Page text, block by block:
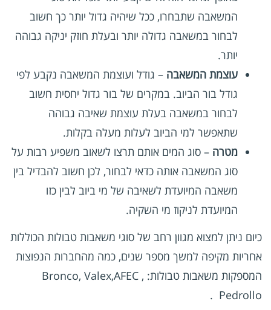
המשאבה שתבחרו, ככל שיהיה גדול יותר כך חשוב
לבחור במשאבה גדולה יותר ובעלת חוזק יניקה גבוהה
יותר.
עוצמת המשאבה – גודל ועוצמת המשאבה נקבע לפי
גודל בור הביוב. במקרים של בור גדול יחסית חשוב
לבחור במשאבה בעלת עוצמת שאיבה גבוהה
שתאפשר למי הביוב לעלות מעלה בקלות.
מטרה – סוג המים אותם תרצו לשאוב משפיע רבות על
סוג המשאבה אותה כדאי לבחור, לכן חשוב להבדיל בין
משאבה המיועדת לשאיבה של מי ביוב לבין כזו
המיועדת לניקוז מי השקיה.
כיום ניתן למצוא מגוון רחב של סוגי משאבות טבולות הכוללות
אחריות מקיפה למשך מספר שנים, כמה מהחברות הנפוצות
המספקות משאבות טבולות: Bronco, Valex,AFEC ,
Pedrollo .